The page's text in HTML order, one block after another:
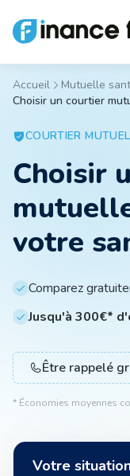
Mutuelle
Emprunteur
Moto
Animal
Pro
Accueil
Mutuelle
Choisir un courtier
COURTIER
Choisir
votre
Comparez
Jusqu'à 300€*
Être rappelé
* Économies moyennes
Votre